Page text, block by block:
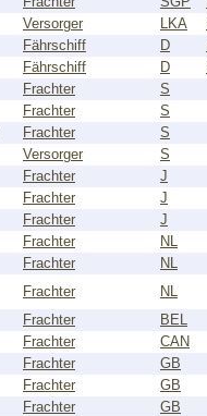
Versorger LKA
Fährschiff D
Fährschiff D
Frachter S
Frachter S
Frachter S
Versorger S
Frachter J
Frachter J
Frachter J
Frachter NL
Frachter NL
Frachter NL
Frachter BEL
Frachter CAN
Frachter GB
Frachter GB
Frachter GB